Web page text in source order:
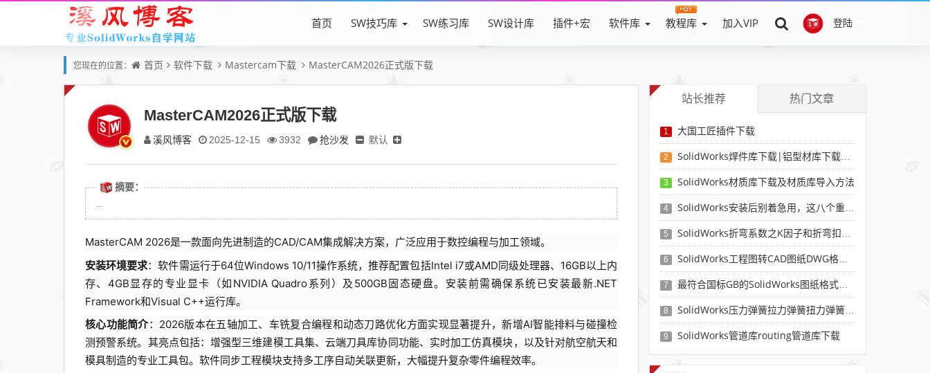
登陆
首页 SW技巧库 SW练习库 SW设计库 插件+宏 软件库 教程库 加入VIP
您现在的位置： 首页 软件下载 Mastercam下载 MasterCAM2026正式版下载
MasterCAM2026正式版下载
溪风博客 2025-12-15 3932 抢沙发 默认
摘要：
...
MasterCAM 2026是一款面向先进制造的CAD/CAM集成解决方案，广泛应用于数控编程与加工领域。
安装环境要求：软件需运行于64位Windows 10/11操作系统，推荐配置包括Intel i7或AMD同级处理器、16GB以上内
存、4GB显存的专业显卡（如NVIDIA Quadro系列）及500GB固态硬盘。安装前需确保系统已安装最新.NET
Framework和Visual C++运行库。
核心功能简介：2026版本在五轴加工、车铣复合编程和动态刀路优化方面实现显著提升，新增AI智能排料与碰撞检
测预警系统。其亮点包括：增强型三维建模工具集、云端刀具库协同功能、实时加工仿真模块，以及针对航空航天和
模具制造的专业工具包。软件同步工程模块支持多工序自动关联更新，大幅提升复杂零件编程效率。
站长推荐 热门文章
1 大国工匠插件下载
2 SolidWorks焊件库下载|铝型材库下载|附sw焊件库添加配置使用教程
3 SolidWorks材质库下载及材质库导入方法
4 SolidWorks安装后别着急用，这八个重要SolidWorks设置可以提高你的画图效率
5 SolidWorks折弯系数之K因子和折弯扣除表-溪风推荐
6 SolidWorks工程图转CAD图纸DWG格式映射文件无乱码可分层-溪风亲测推荐
7 最符合国标GB的SolidWorks图纸格式和图纸模板下载-溪风专用版
8 SolidWorks压力弹簧拉力弹簧扭力弹簧涡卷弹簧自动生成宏程序下载
9 SolidWorks管道库routing管道库下载